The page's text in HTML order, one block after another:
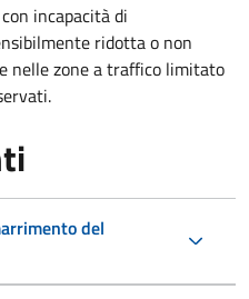
incapacità di
ridotta o non
nelle zone a traffico limitato
del